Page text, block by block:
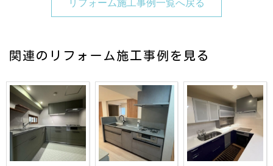
関連のリフォーム施工事例を見る